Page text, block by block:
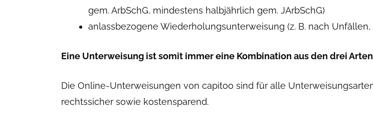
gem. ArbSchG, mindestens halbjährlich gem. JArbSchG)
anlassbezogene Wiederholungsunterweisung (z. B. nach
Eine Unterweisung ist somit immer eine Kombination aus den drei
Die Online-Unterweisungen von capitoo sind für alle
rechtssicher sowie kostensparend.